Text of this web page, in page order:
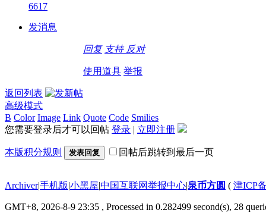
6617
发消息
回复 支持 反对
使用道具 举报
返回列表
高级模式
B Color Image Link Quote Code Smilies
您需要登录后才可以回帖 登录 | 立即注册
本版积分规则 发表回复 回帖后跳转到最后一页
Archiver|手机版|小黑屋|中国互联网举报中心|泉币方圆 ( 津ICP
GMT+8, 2026-8-9 23:35 , Processed in 0.282499 second(s), 28